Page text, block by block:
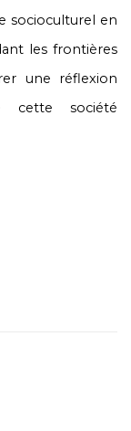
socioculturel en
les frontières
une réflexion
cette société